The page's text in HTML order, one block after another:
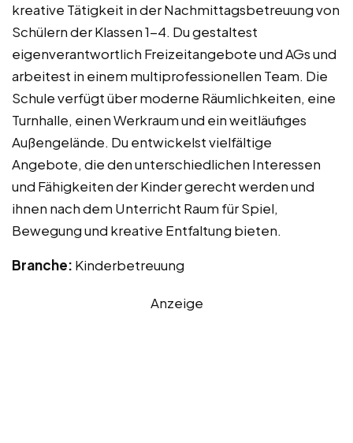
kreative Tätigkeit in der Nachmittagsbetreuung von
Schülern der Klassen 1-4. Du gestaltest
eigenverantwortlich Freizeitangebote und AGs und
arbeitest in einem multiprofessionellen Team. Die
Schule verfügt über moderne Räumlichkeiten, eine
Turnhalle, einen Werkraum und ein weitläufiges
Außengelände. Du entwickelst vielfältige
Angebote, die den unterschiedlichen Interessen
und Fähigkeiten der Kinder gerecht werden und
ihnen nach dem Unterricht Raum für Spiel,
Bewegung und kreative Entfaltung bieten.
Branche: Kinderbetreuung
Anzeige